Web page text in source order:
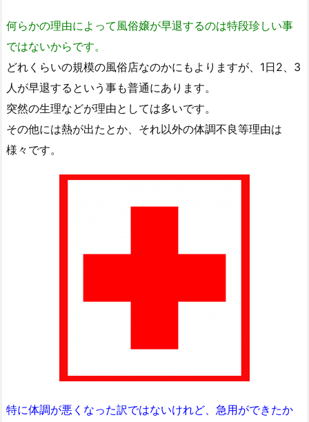
何らかの理由によって風俗嬢が早退するのは特段珍しい事
ではないからです。
どれくらいの規模の風俗店なのかにもよりますが、1日2、3
人が早退するという事も普通にあります。
突然の生理などが理由としては多いです。
その他には熱が出たとか、それ以外の体調不良等理由は
様々です。
特に体調が悪くなった訳ではないけれど、急用ができたか